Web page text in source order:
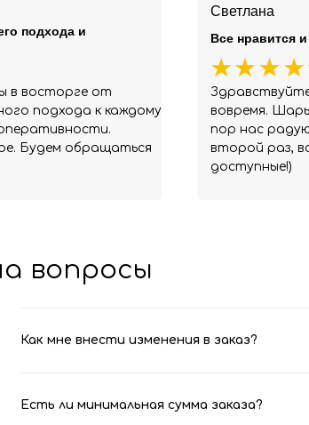
в восторге от
подхода к каждому
Будем обращаться
подхода и
Светлана
вовремя.
пор нас
второй раз,
доступные!)
Все нравится
вопросы
Как мне внести изменения в заказ?
Есть ли минимальная сумма заказа?